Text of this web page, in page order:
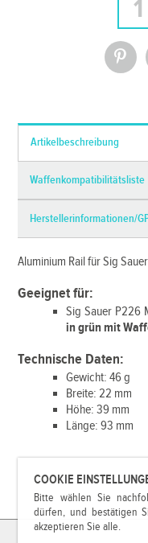
COOKIE
Bitte wählen Sie
dürfen, und bestätigen
akzeptieren Sie alle.
Artikelbeschreibung
Waffenkompatibilitätsliste
Herstellerinformationen/
Aluminium Rail für Sig
Geeignet für:
Sig Sauer P226
in grün mit
Technische Daten:
Gewicht: 46 g
Breite: 22 mm
Höhe: 39 mm
Länge: 93 mm